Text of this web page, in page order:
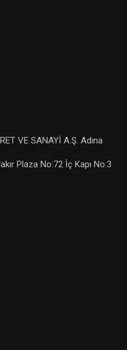
VE SANAYİ A.Ş. Adına
Plaza No:72 İç Kapı No:3